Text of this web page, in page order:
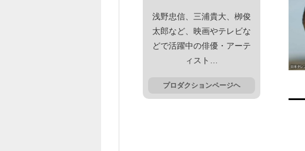
浅野忠信、三浦貴大、栁俊
太郎など、映画やテレビな
どで活躍中の俳優・アーテ
ィスト…
プロダクションページヘ